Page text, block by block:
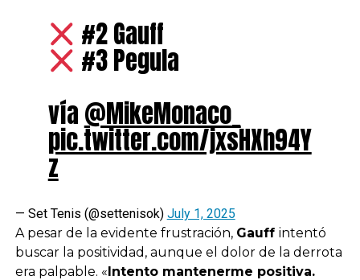
#2 Gauff
#3 Pegula
vía@MikeMonaco_
pic.twitter.com/jxsHXh94Y
z
— Set Tenis (@settenisok) July 1, 2025
A pesar de la evidente frustración, Gauff intentó
buscar la positividad, aunque el dolor de la derrota
era palpable. «Intento mantenerme positiva.